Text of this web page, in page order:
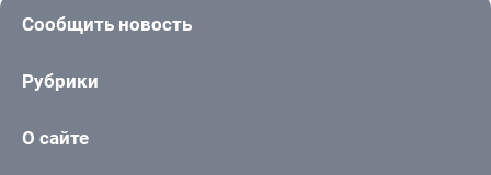
Сообщить новость
Рубрики
О сайте